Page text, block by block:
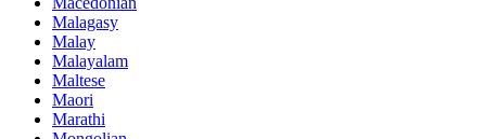
Malagasy
Malay
Malayalam
Maltese
Maori
Marathi